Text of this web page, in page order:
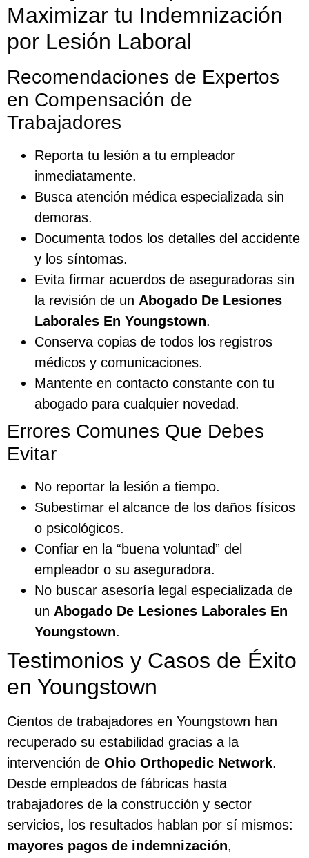
Maximizar tu Indemnización
por Lesión Laboral
Recomendaciones de Expertos
en Compensación de
Trabajadores
Reporta tu lesión a tu empleador
inmediatamente.
Busca atención médica especializada sin
demoras.
Documenta todos los detalles del accidente
y los síntomas.
Evita firmar acuerdos de aseguradoras sin
la revisión de un Abogado De Lesiones
Laborales En Youngstown.
Conserva copias de todos los registros
médicos y comunicaciones.
Mantente en contacto constante con tu
abogado para cualquier novedad.
Errores Comunes Que Debes
Evitar
No reportar la lesión a tiempo.
Subestimar el alcance de los daños físicos
o psicológicos.
Confiar en la “buena voluntad” del
empleador o su aseguradora.
No buscar asesoría legal especializada de
un Abogado De Lesiones Laborales En
Youngstown.
Testimonios y Casos de Éxito
en Youngstown
Cientos de trabajadores en Youngstown han
recuperado su estabilidad gracias a la
intervención de Ohio Orthopedic Network.
Desde empleados de fábricas hasta
trabajadores de la construcción y sector
servicios, los resultados hablan por sí mismos:
mayores pagos de indemnización,